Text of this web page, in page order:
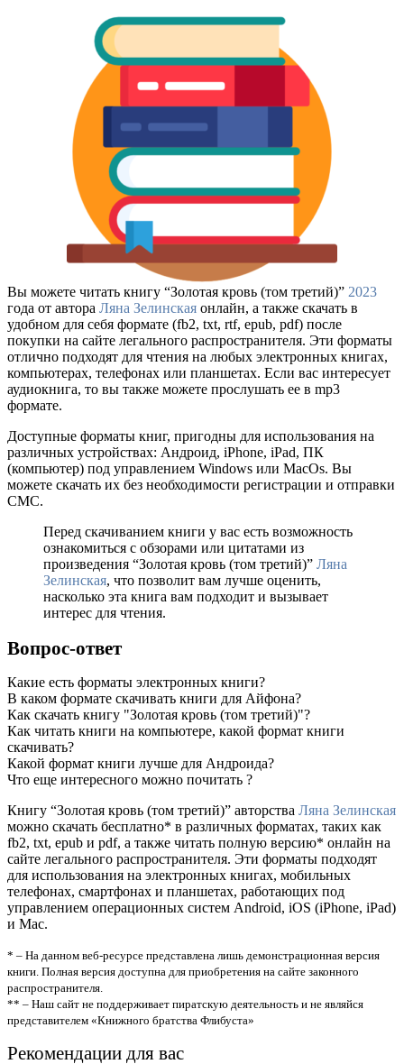
Вы можете читать книгу “Золотая кровь (том третий)” 2023
года от автора Ляна Зелинская онлайн, а также скачать в
удобном для себя формате (fb2, txt, rtf, epub, pdf) после
покупки на сайте легального распространителя. Эти форматы
отлично подходят для чтения на любых электронных книгах,
компьютерах, телефонах или планшетах. Если вас интересует
аудиокнига, то вы также можете прослушать ее в mp3
формате.
Доступные форматы книг, пригодны для использования на
различных устройствах: Андроид, iPhone, iPad, ПК
(компьютер) под управлением Windows или MacOs. Вы
можете скачать их без необходимости регистрации и отправки
СМС.
Перед скачиванием книги у вас есть возможность
ознакомиться с обзорами или цитатами из
произведения “Золотая кровь (том третий)” Ляна
Зелинская, что позволит вам лучше оценить,
насколько эта книга вам подходит и вызывает
интерес для чтения.
Вопрос-ответ
Какие есть форматы электронных книги?
В каком формате скачивать книги для Айфона?
Как скачать книгу "Золотая кровь (том третий)"?
Как читать книги на компьютере, какой формат книги
скачивать?
Какой формат книги лучше для Андроида?
Что еще интересного можно почитать ?
Книгу “Золотая кровь (том третий)” авторства Ляна Зелинская
можно скачать бесплатно* в различных форматах, таких как
fb2, txt, epub и pdf, а также читать полную версию* онлайн на
сайте легального распространителя. Эти форматы подходят
для использования на электронных книгах, мобильных
телефонах, смартфонах и планшетах, работающих под
управлением операционных систем Android, iOS (iPhone, iPad)
и Mac.
* – На данном веб-ресурсе представлена лишь демонстрационная версия
книги. Полная версия доступна для приобретения на сайте законного
распространителя.
** – Наш сайт не поддерживает пиратскую деятельность и не являйся
представителем «Книжного братства Флибуста»
Рекомендации для вас